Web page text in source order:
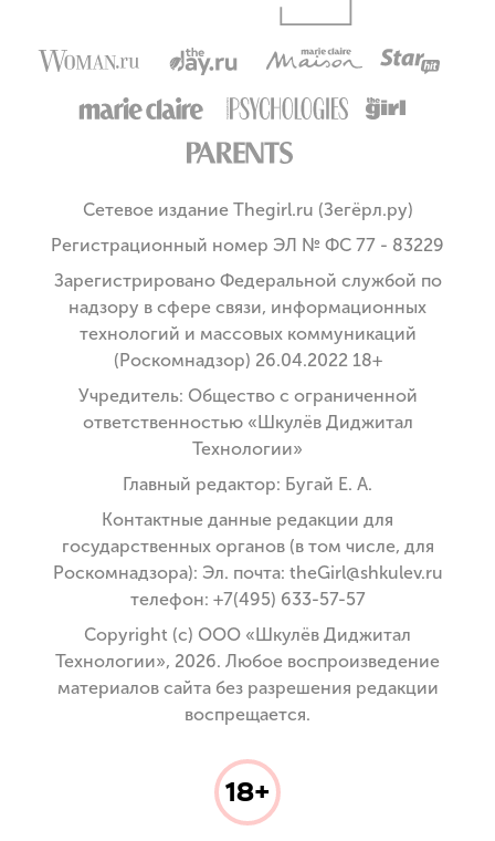
Сетевое издание Thegirl.ru (Зегёрл.ру)
Регистрационный номер ЭЛ № ФС 77 - 83229
Зарегистрировано Федеральной службой по
надзору в сфере связи, информационных
технологий и массовых коммуникаций
(Роскомнадзор) 26.04.2022 18+
Учредитель: Общество с ограниченной
ответственностью «Шкулёв Диджитал
Технологии»
Главный редактор: Бугай Е. А.
Контактные данные редакции для
государственных органов (в том числе, для
Роскомнадзора): Эл. почта: theGirl@shkulev.ru
телефон: +7(495) 633-57-57
Copyright (с) ООО «Шкулёв Диджитал
Технологии», 2026. Любое воспроизведение
материалов сайта без разрешения редакции
воспрещается.
18+